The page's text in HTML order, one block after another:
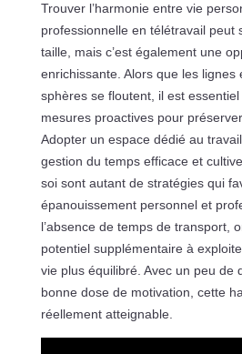
Trouver l’harmonie entre vie
professionnelle en télétravail peut
taille, mais c’est également une
enrichissante. Alors que les lignes
sphères se floutent, il est
mesures proactives pour
Adopter un espace dédié au
gestion du temps efficace et
soi sont autant de stratégies qui
épanouissement personnel et
l’absence de temps de transport,
potentiel supplémentaire à
vie plus équilibré. Avec un peu de
bonne dose de motivation, cette
réellement atteignable.